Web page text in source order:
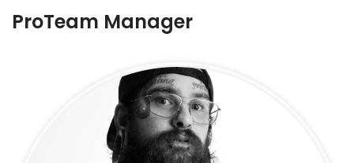
ProTeam Manager